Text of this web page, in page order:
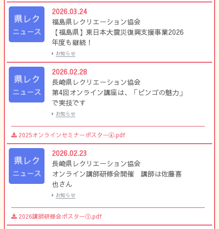
2026.03.24
福島県レクリエーション協会
【福島県】東日本大震災復興支援事業2026
年度も継続！
お知らせ
2026.02.28
長崎県レクリエーション協会
第4回オンライン講座は、「ビンゴの魅力」
で実技です
お知らせ
2025オンラインセミナーポスター④.pdf
2026.02.23
長崎県レクリエーション協会
オンライン講師研修会開催 講師は佐藤喜
也さん
お知らせ
2026講師研修会ポスター①.pdf